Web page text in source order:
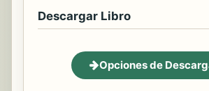
Descargar Libro
Opciones de